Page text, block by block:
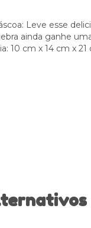
Leve esse
ainda ganhe
cm x 14 cm x 21